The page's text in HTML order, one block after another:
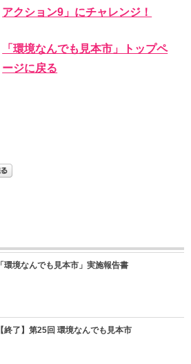
アクション9」にチャレンジ！
「環境なんでも見本市」トップペ
ージに戻る
「環境なんでも見本市」実施報告書
【終了】第25回 環境なんでも見本市